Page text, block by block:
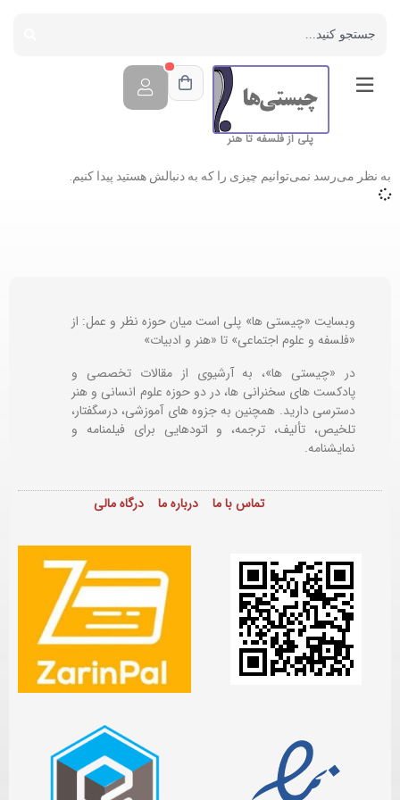
پلی از فلسفه تا هنر
به نظر می‌رسد نمی‌توانیم چیزی را که به دنبالش هستید پیدا کنیم.
وبسایت «چیستی ها» پلی است میان حوزه نظر و عمل: از
«فلسفه و علوم اجتماعی» تا «هنر و ادبیات»
در «چیستی ها»، به آرشیوی از مقالات تخصصی و
پادکست های سخنرانی ها، در دو حوزه علوم انسانی و هنر
دسترسی دارید. همچنین به جزوه های آموزشی، درسگفتار،
تلخیص، تألیف، ترجمه، و اتودهایی برایفیلمنامه و
نمایشنامه.
تماس با ما درباره ما درگاه مالی